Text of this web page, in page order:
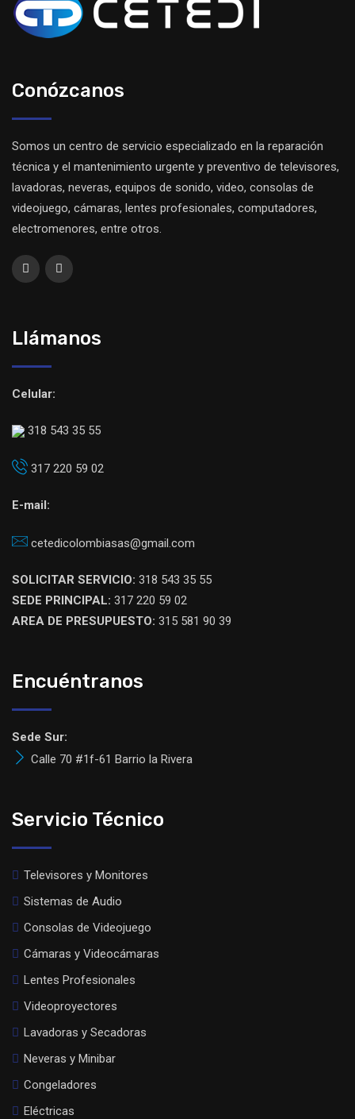
Conózcanos
Somos un centro de servicio especializado en la reparación
técnica y el mantenimiento urgente y preventivo de televisores,
lavadoras, neveras, equipos de sonido, video, consolas de
videojuego, cámaras, lentes profesionales, computadores,
electromenores, entre otros.
Llámanos
Celular:
318 543 35 55
317 220 59 02
E-mail:
cetedicolombiasas@gmail.com
SOLICITAR SERVICIO: 318 543 35 55
SEDE PRINCIPAL: 317 220 59 02
AREA DE PRESUPUESTO: 315 581 90 39
Encuéntranos
Sede Sur:
Calle 70 #1f-61 Barrio la Rivera
Servicio Técnico
Televisores y Monitores
Sistemas de Audio
Consolas de Videojuego
Cámaras y Videocámaras
Lentes Profesionales
Videoproyectores
Lavadoras y Secadoras
Neveras y Minibar
Congeladores
Eléctricas